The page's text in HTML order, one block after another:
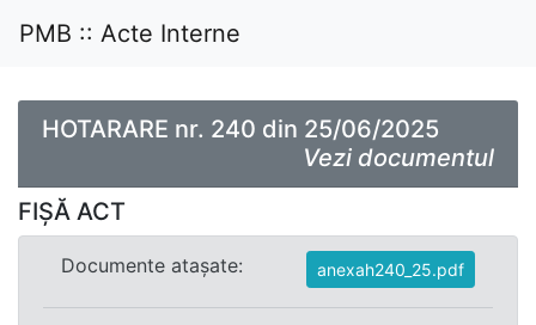
PMB :: Acte Interne
HOTARARE nr. 240 din 25/06/2025
Vezi documentul
FIȘĂ ACT
Documente atașate: anexah240_25.pdf